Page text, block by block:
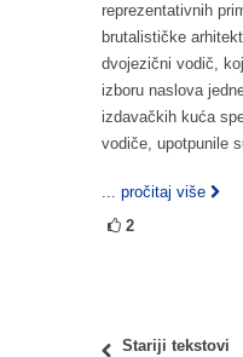
reprezentativnih
brutalističke
dvojezični vodič,
izboru naslova
izdavačkih kuća
vodiče, upotpunile
... pročitaj više
2
Stariji tekstovi